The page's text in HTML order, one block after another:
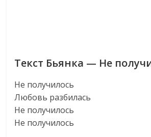
Текст Бьянка — Не
Не получилось
Любовь разбилась
Не получилось
Не получилось